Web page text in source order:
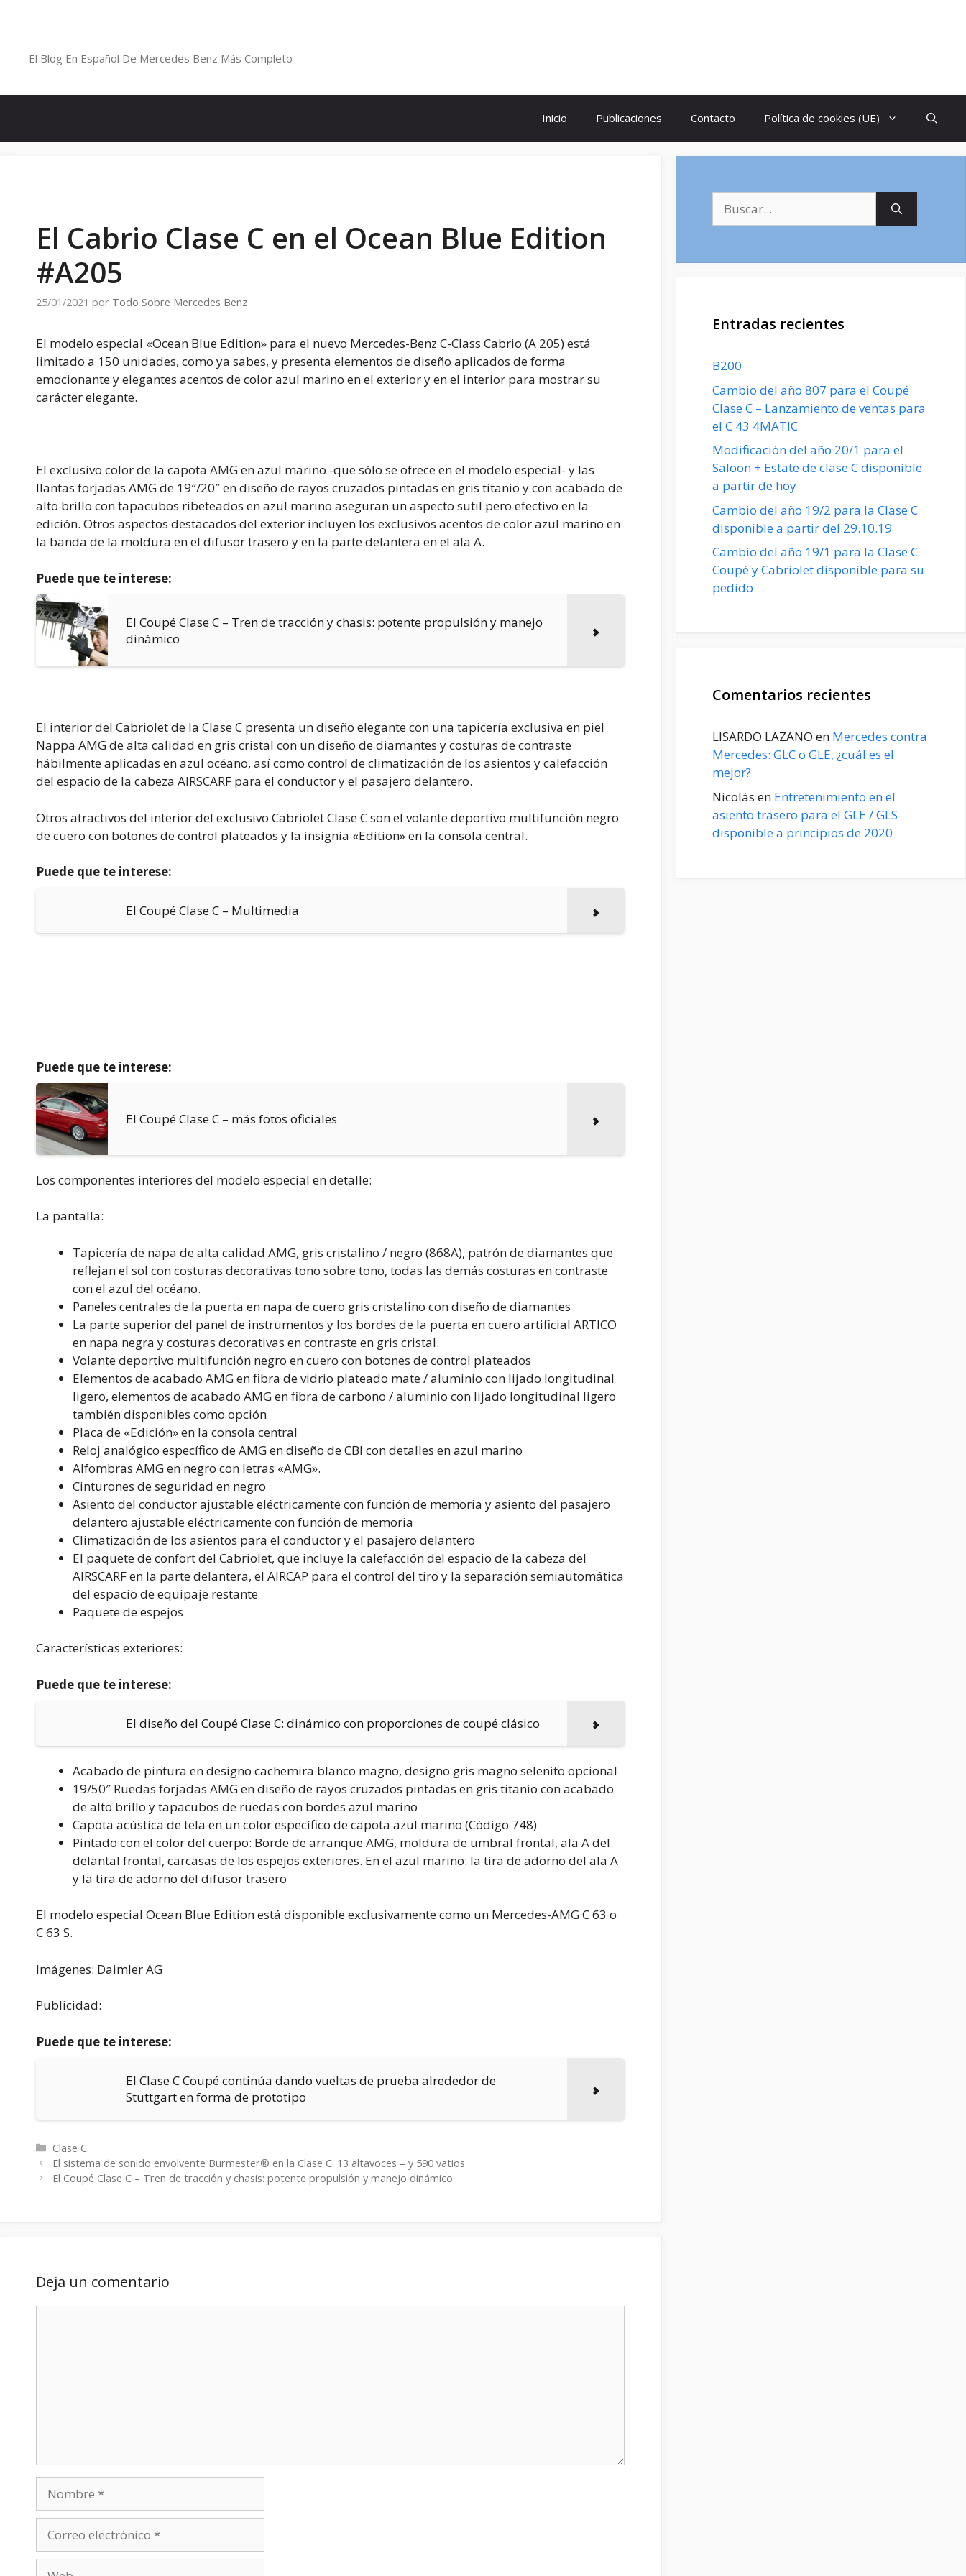
El Blog En Español De Mercedes Benz Más Completo
Inicio Publicaciones Contacto Política de cookies (UE)
El Cabrio Clase C en el Ocean Blue Edition
#A205
25/01/2021 por Todo Sobre Mercedes Benz
El modelo especial «Ocean Blue Edition» para el nuevo Mercedes-Benz C-Class Cabrio (A 205) está
limitado a 150 unidades, como ya sabes, y presenta elementos de diseño aplicados de forma
emocionante y elegantes acentos de color azul marino en el exterior y en el interior para mostrar su
carácter elegante.
El exclusivo color de la capota AMG en azul marino -que sólo se ofrece en el modelo especial- y las
llantas forjadas AMG de 19″/20″ en diseño de rayos cruzados pintadas en gris titanio y con acabado de
alto brillo con tapacubos ribeteados en azul marino aseguran un aspecto sutil pero efectivo en la
edición. Otros aspectos destacados del exterior incluyen los exclusivos acentos de color azul marino en
la banda de la moldura en el difusor trasero y en la parte delantera en el ala A.
Puede que te interese:
El Coupé Clase C – Tren de tracción y chasis: potente propulsión y manejo
dinámico
El interior del Cabriolet de la Clase C presenta un diseño elegante con una tapicería exclusiva en piel
Nappa AMG de alta calidad en gris cristal con un diseño de diamantes y costuras de contraste
hábilmente aplicadas en azul océano, así como control de climatización de los asientos y calefacción
del espacio de la cabeza AIRSCARF para el conductor y el pasajero delantero.
Otros atractivos del interior del exclusivo Cabriolet Clase C son el volante deportivo multifunción negro
de cuero con botones de control plateados y la insignia «Edition» en la consola central.
Puede que te interese:
El Coupé Clase C – Multimedia
Puede que te interese:
El Coupé Clase C – más fotos oficiales
Los componentes interiores del modelo especial en detalle:
La pantalla:
Tapicería de napa de alta calidad AMG, gris cristalino / negro (868A), patrón de diamantes que
reflejan el sol con costuras decorativas tono sobre tono, todas las demás costuras en contraste
con el azul del océano.
Paneles centrales de la puerta en napa de cuero gris cristalino con diseño de diamantes
La parte superior del panel de instrumentos y los bordes de la puerta en cuero artificial ARTICO
en napa negra y costuras decorativas en contraste en gris cristal.
Volante deportivo multifunción negro en cuero con botones de control plateados
Elementos de acabado AMG en fibra de vidrio plateado mate / aluminio con lijado longitudinal
ligero, elementos de acabado AMG en fibra de carbono / aluminio con lijado longitudinal ligero
también disponibles como opción
Placa de «Edición» en la consola central
Reloj analógico específico de AMG en diseño de CBI con detalles en azul marino
Alfombras AMG en negro con letras «AMG».
Cinturones de seguridad en negro
Asiento del conductor ajustable eléctricamente con función de memoria y asiento del pasajero
delantero ajustable eléctricamente con función de memoria
Climatización de los asientos para el conductor y el pasajero delantero
El paquete de confort del Cabriolet, que incluye la calefacción del espacio de la cabeza del
AIRSCARF en la parte delantera, el AIRCAP para el control del tiro y la separación semiautomática
del espacio de equipaje restante
Paquete de espejos
Características exteriores:
Puede que te interese:
El diseño del Coupé Clase C: dinámico con proporciones de coupé clásico
Acabado de pintura en designo cachemira blanco magno, designo gris magno selenito opcional
19/50″ Ruedas forjadas AMG en diseño de rayos cruzados pintadas en gris titanio con acabado
de alto brillo y tapacubos de ruedas con bordes azul marino
Capota acústica de tela en un color específico de capota azul marino (Código 748)
Pintado con el color del cuerpo: Borde de arranque AMG, moldura de umbral frontal, ala A del
delantal frontal, carcasas de los espejos exteriores. En el azul marino: la tira de adorno del ala A
y la tira de adorno del difusor trasero
El modelo especial Ocean Blue Edition está disponible exclusivamente como un Mercedes-AMG C 63 o
C 63 S.
Imágenes: Daimler AG
Publicidad:
Puede que te interese:
El Clase C Coupé continúa dando vueltas de prueba alrededor de
Stuttgart en forma de prototipo
Categorías
Clase C
El sistema de sonido envolvente Burmester® en la Clase C: 13 altavoces – y 590 vatios
El Coupé Clase C – Tren de tracción y chasis: potente propulsión y manejo dinámico
Deja un comentario
electrónico
Entradas recientes
B200
Cambio del año 807 para el Coupé
Clase C – Lanzamiento de ventas para
el C 43 4MATIC
Modificación del año 20/1 para el
Saloon + Estate de clase C disponible
a partir de hoy
Cambio del año 19/2 para la Clase C
disponible a partir del 29.10.19
Cambio del año 19/1 para la Clase C
Coupé y Cabriolet disponible para su
pedido
Comentarios recientes
LISARDO LAZANO en Mercedes contra
Mercedes: GLC o GLE, ¿cuál es el
mejor?
Nicolás en Entretenimiento en el
asiento trasero para el GLE / GLS
disponible a principios de 2020